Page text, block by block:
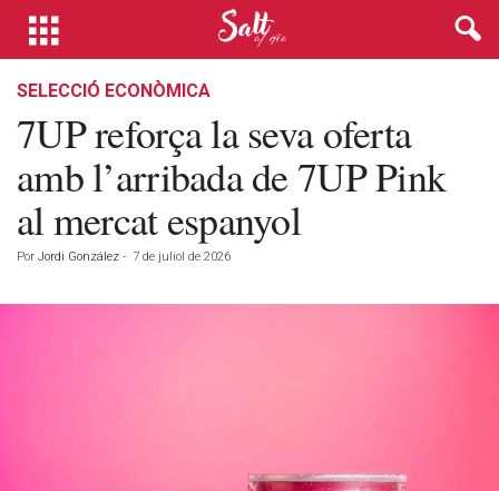
SELECCIÓ ECONÒMICA
7UP reforça la seva oferta
amb l’arribada de 7UP Pink
al mercat espanyol
Por Jordi González - 7 de juliol de 2026